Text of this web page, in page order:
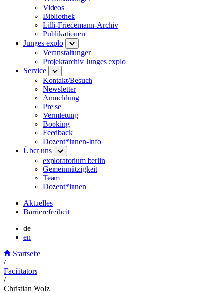
Videos
Bibliothek
Lilli-Friedemann-Archiv
Publikationen
Junges explo
Veranstaltungen
Projektarchiv Junges explo
Service
Kontakt/Besuch
Newsletter
Anmeldung
Preise
Vermietung
Booking
Feedback
Dozent*innen-Info
Über uns
exploratorium berlin
Gemeinnützigkeit
Team
Dozent*innen
Aktuelles
Barrierefreiheit
de
en
Startseite
/
Facilitators
/
Christian Wolz